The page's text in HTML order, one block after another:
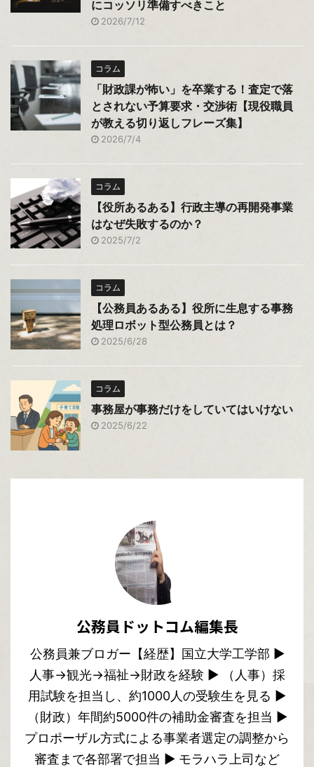
にコッソリ準備すべきこと
2026/7/12
コラム
「財政課が怖い」を卒業する！査定で落
とされない予算要求・交渉術【現役職員
が教える切り返しフレーズ集】
2026/7/4
コラム
【役所あるある】行政主導の再開発事業
はなぜ失敗するのか？
2025/7/2
コラム
【公務員あるある】役所に生息する事務
処理ロボット型公務員とは？
2025/6/28
コラム
事務屋が事務だけをしていてはいけない
2025/6/22
公務員ドットコム編集長
公務員兼ブロガー【経歴】国立大学工学部 ▶︎
人事→観光→福祉→財政を経験 ▶︎ （人事）採
用試験を担当し、約1000人の受験生を見る ▶︎
（財政）年間約5000件の補助金審査を担当 ▶︎
プロポーザル方式による事業者選定の調整から
審査まで各部署で担当 ▶︎ モラハラ上司など